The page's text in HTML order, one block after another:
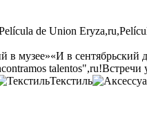
de Union
в музее»«И в сентябрьский
talentos",ru!Встречи
Текстиль